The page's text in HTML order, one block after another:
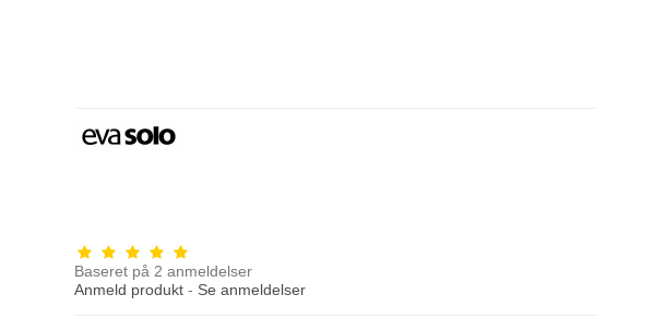
Baseret på 2 anmeldelser
Anmeld produkt - Se anmeldelser